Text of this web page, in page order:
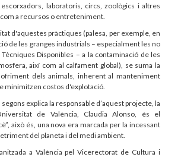
laboratoris, circs, zoològics i altres
a recursos o entreteniment.
d'aquestes pràctiques (palesa, per exemple, en
de les granges industrials – especialment les no
Disponibles – a la contaminació de les
així com al calfament global), se suma la
dels animals, inherent al manteniment
minimitzen costos d'explotació.
explica la responsable d’aquest projecte, la
de València, Claudia Alonso, és el
això és, una nova era marcada per la incessant
del planeta i del medi ambient.
a València pel Vicerectorat de Cultura i